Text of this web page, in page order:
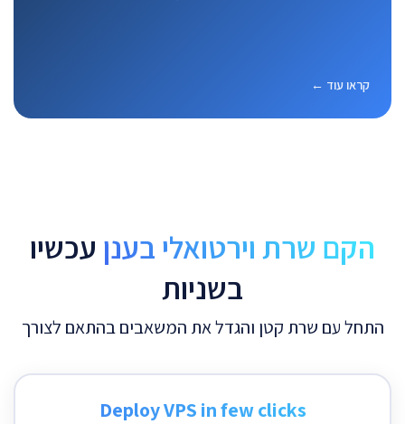
קראו עוד ←
הקם שרת וירטואלי בענן עכשיו
בשניות
התחל עם שרת קטן והגדל את המשאבים בהתאם לצורך
Deploy VPS in few clicks